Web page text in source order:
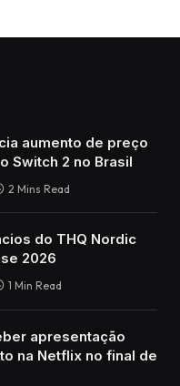
aumento de preço
Switch 2 no Brasil
2 Mins Read
do THQ Nordic
2026
1 Min Read
apresentação
na Netflix no final de